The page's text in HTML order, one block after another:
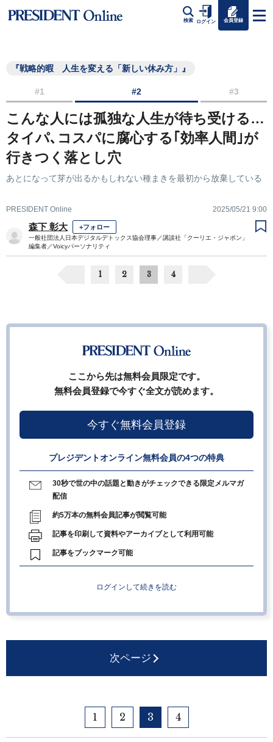
検索 ログイン 会員登録
『戦略的暇 人生を変える「新しい休み方」』
#1 #2 #3
こんな人には孤独な人生が待ち受ける…
タイパ､コスパに腐心する｢効率人間｣が
行きつく落とし穴
あとになって芽が出るかもしれない種まきを最初から放棄している
PRESIDENT Online 2025/05/21 9:00
森下 彰大 +フォロー
一般社団法人日本デジタルデトックス協会理事／講談社「クーリエ・ジャポン」
編集者／Voicyパーソナリティ
1 2 3 4
ここから先は無料会員限定です。
無料会員登録で今すぐ全文が読めます。
今すぐ無料会員登録
プレジデントオンライン無料会員の4つの特典
30秒で世の中の話題と動きがチェックできる限定メルマガ
配信
約5万本の無料会員記事が閲覧可能
記事を印刷して資料やアーカイブとして利用可能
記事をブックマーク可能
ログインして続きを読む
次ページ
1 2 3 4